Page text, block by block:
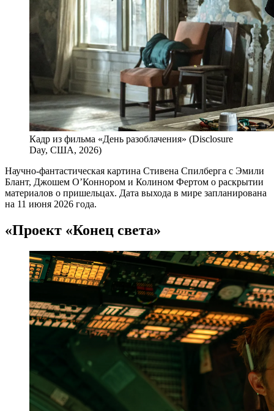
Кадр из фильма «День разоблачения» (Disclosure
Day, США, 2026)
Научно-фантастическая картина Стивена Спилберга с Эмили
Блант, Джошем О’Коннором и Колином Фертом о раскрытии
материалов о пришельцах. Дата выхода в мире запланирована
на 11 июня 2026 года.
«Проект «Конец света»